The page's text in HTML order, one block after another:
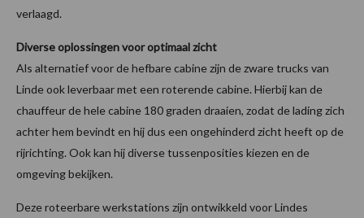
verlaagd.
Diverse oplossingen voor optimaal zicht
Als alternatief voor de hefbare cabine zijn de zware trucks van
Linde ook leverbaar met een roterende cabine. Hierbij kan de
chauffeur de hele cabine 180 graden draaien, zodat de lading zich
achter hem bevindt en hij dus een ongehinderd zicht heeft op de
rijrichting. Ook kan hij diverse tussenposities kiezen en de
omgeving bekijken.
Deze roteerbare werkstations zijn ontwikkeld voor Lindes